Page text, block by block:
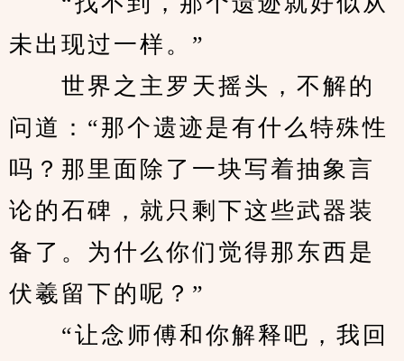
未出现过一样。”
世界之主罗天摇头，不解的
问道：“那个遗迹是有什么特殊性
吗？那里面除了一块写着抽象言
论的石碑，就只剩下这些武器装
备了。为什么你们觉得那东西是
伏羲留下的呢？”
“让念师傅和你解释吧，我回